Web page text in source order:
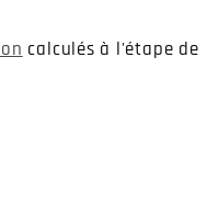
calculés à l'étape de